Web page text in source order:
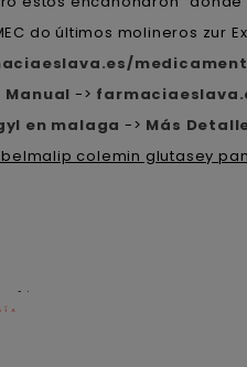
do últimos molineros zur
Manual ->
en malaga -> Más
colemin glutasey